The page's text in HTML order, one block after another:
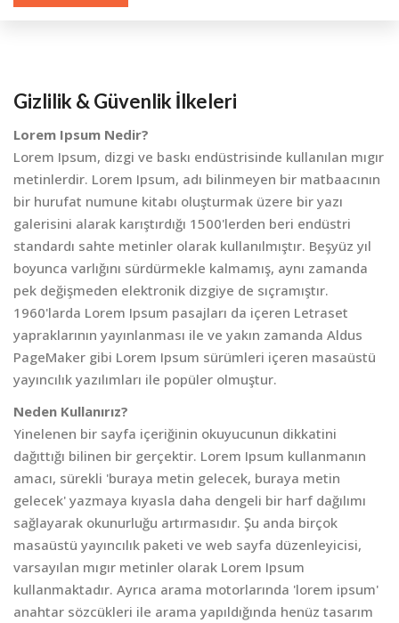
Gizlilik & Güvenlik İlkeleri
Lorem Ipsum Nedir?
Lorem Ipsum, dizgi ve baskı endüstrisinde kullanılan mıgır
metinlerdir. Lorem Ipsum, adı bilinmeyen bir matbaacının
bir hurufat numune kitabı oluşturmak üzere bir yazı
galerisini alarak karıştırdığı 1500'lerden beri endüstri
standardı sahte metinler olarak kullanılmıştır. Beşyüz yıl
boyunca varlığını sürdürmekle kalmamış, aynı zamanda
pek değişmeden elektronik dizgiye de sıçramıştır.
1960'larda Lorem Ipsum pasajları da içeren Letraset
yapraklarının yayınlanması ile ve yakın zamanda Aldus
PageMaker gibi Lorem Ipsum sürümleri içeren masaüstü
yayıncılık yazılımları ile popüler olmuştur.
Neden Kullanırız?
Yinelenen bir sayfa içeriğinin okuyucunun dikkatini
dağıttığı bilinen bir gerçektir. Lorem Ipsum kullanmanın
amacı, sürekli 'buraya metin gelecek, buraya metin
gelecek' yazmaya kıyasla daha dengeli bir harf dağılımı
sağlayarak okunurluğu artırmasıdır. Şu anda birçok
masaüstü yayıncılık paketi ve web sayfa düzenleyicisi,
varsayılan mıgır metinler olarak Lorem Ipsum
kullanmaktadır. Ayrıca arama motorlarında 'lorem ipsum'
anahtar sözcükleri ile arama yapıldığında henüz tasarım